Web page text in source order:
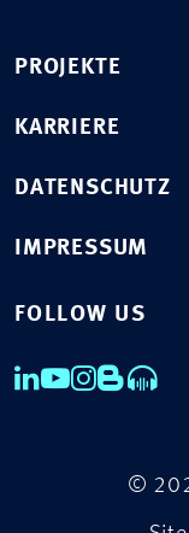
PROJEKTE
KARRIERE
DATENSCHUTZ
IMPRESSUM
FOLLOW US
©